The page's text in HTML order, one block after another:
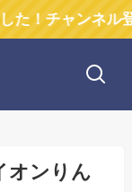
ネル登録お願い
オンりん